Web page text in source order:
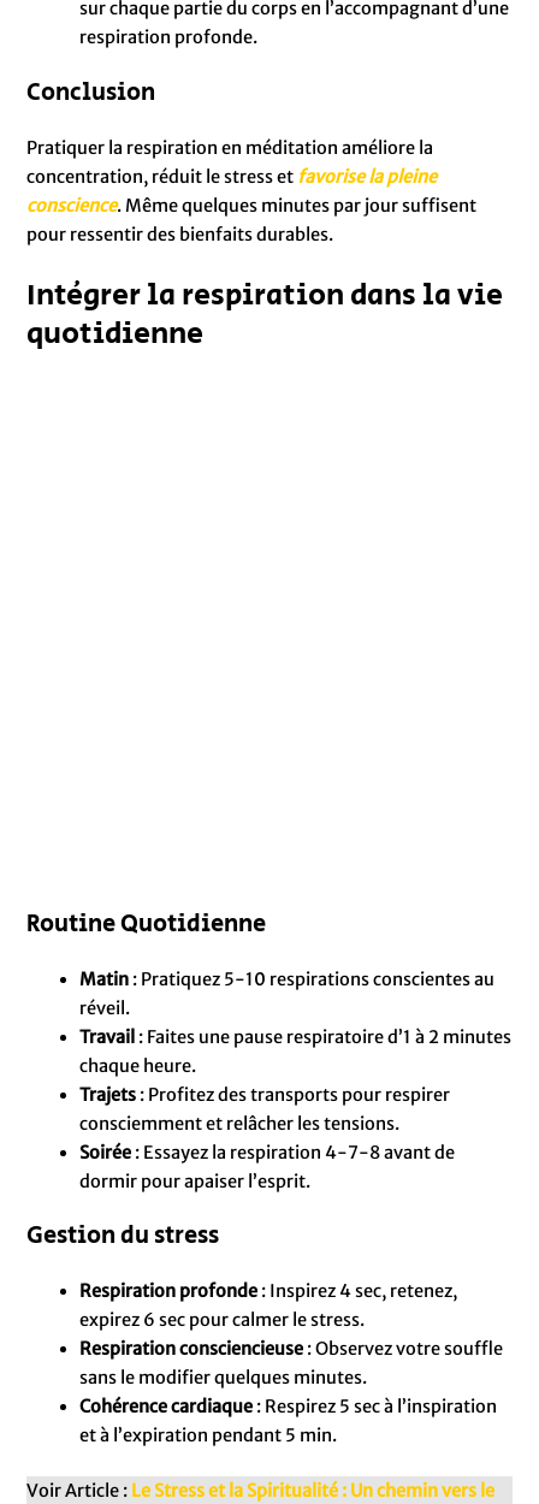
sur chaque partie du corps en l’accompagnant d’une
respiration profonde.
Conclusion
Pratiquer la respiration en méditation améliore la
concentration, réduit le stress et favorise la pleine
conscience. Même quelques minutes par jour suffisent
pour ressentir des bienfaits durables.
Intégrer la respiration dans la vie
quotidienne
Routine Quotidienne
Matin : Pratiquez 5-10 respirations conscientes au
réveil.
Travail : Faites une pause respiratoire d’1 à 2 minutes
chaque heure.
Trajets : Profitez des transports pour respirer
consciemment et relâcher les tensions.
Soirée : Essayez la respiration 4-7-8 avant de
dormir pour apaiser l’esprit.
Gestion du stress
Respiration profonde : Inspirez 4 sec, retenez,
expirez 6 sec pour calmer le stress.
Respiration consciencieuse : Observez votre souffle
sans le modifier quelques minutes.
Cohérence cardiaque : Respirez 5 sec à l’inspiration
et à l’expiration pendant 5 min.
Voir Article : Le Stress et la Spiritualité : Un chemin vers le